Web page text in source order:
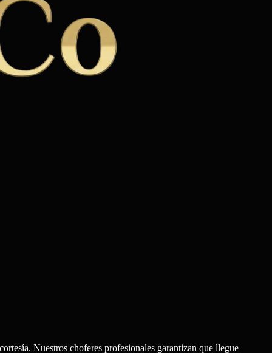
Nuestros choferes profesionales garantizan que llegue